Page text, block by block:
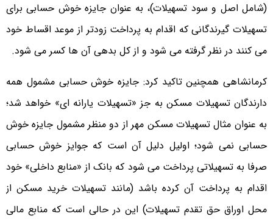
(شامل اصل و سود تسهیلات)، به عنوان جایزه خوش حسابی برای
تسهیلات گیرندگانی که اقدام به پرداخت زودتر از موعد اقساط خود
می کنند در نظر گرفته می شود و از کل بدهی آن ها کسر می شود.
کرمانشاهی همچنین تاکید کرد: جایزه خوش حسابی مشمول همه
دارندگان تسهیلات مسکن به جز «تسهیلات یارانه ای» خواهد شد؛
به عنوان مثال تسهیلات مسکن مهر از دو منظر مشمول جایزه خوش
حسابی نمی شود؛ اولیل دلیل آن است که جوایز خوش حسابی
صرفا به تسهیلاتی پرداخت می شود که بانک از «منابع داخلی» خود
اقدام به پرداخت آن کرده باشد (مانند تسهیلات خرید مسکن از
محل اوراق حق تقدم تسهیلات) این در حالی است که منابع مالی